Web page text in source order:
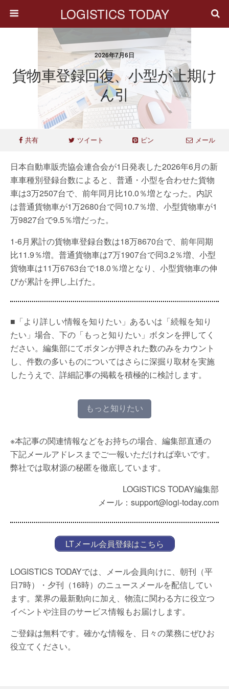
LOGISTICS TODAY
2026年7月6日
貨物車登録回復、小型が上期け
ん引
共有 ツイート ピン メール
日本自動車販売協会連合会が1日発表した2026年6月の新
車車種別登録台数によると、普通・小型を合わせた貨物
車は3万2507台で、前年同月比10.0％増となった。内訳
は普通貨物車が1万2680台で同10.7％増、小型貨物車が1
万9827台で9.5％増だった。
1-6月累計の貨物車登録台数は18万8670台で、前年同期
比11.9％増。普通貨物車は7万1907台で同3.2％増、小型
貨物車は11万6763台で18.0％増となり、小型貨物車の伸
びが累計を押し上げた。
■「より詳しい情報を知りたい」あるいは「続報を知り
たい」場合、下の「もっと知りたい」ボタンを押してく
ださい。編集部にてボタンが押された数のみをカウント
し、件数の多いものについてはさらに深掘り取材を実施
したうえで、詳細記事の掲載を積極的に検討します。
もっと知りたい
※本記事の関連情報などをお持ちの場合、編集部直通の
下記メールアドレスまでご一報いただければ幸いです。
弊社では取材源の秘匿を徹底しています。
LOGISTICS TODAY編集部
メール：support@logi-today.com
LTメール会員登録はこちら
LOGISTICS TODAYでは、メール会員向けに、朝刊（平
日7時）・夕刊（16時）のニュースメールを配信してい
ます。業界の最新動向に加え、物流に関わる方に役立つ
イベントや注目のサービス情報もお届けします。
ご登録は無料です。確かな情報を、日々の業務にぜひお
役立てください。